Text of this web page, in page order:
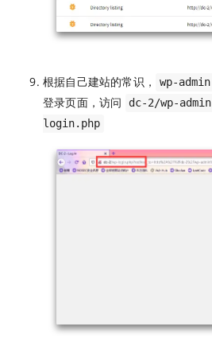
根据自己建站的常识， wp-admin
登录页面，访问
dc-2/wp-admin
login.php